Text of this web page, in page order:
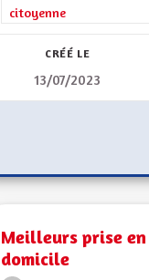
citoyenne
CRÉÉ LE
13/07/2023
Meilleurs prise
domicile